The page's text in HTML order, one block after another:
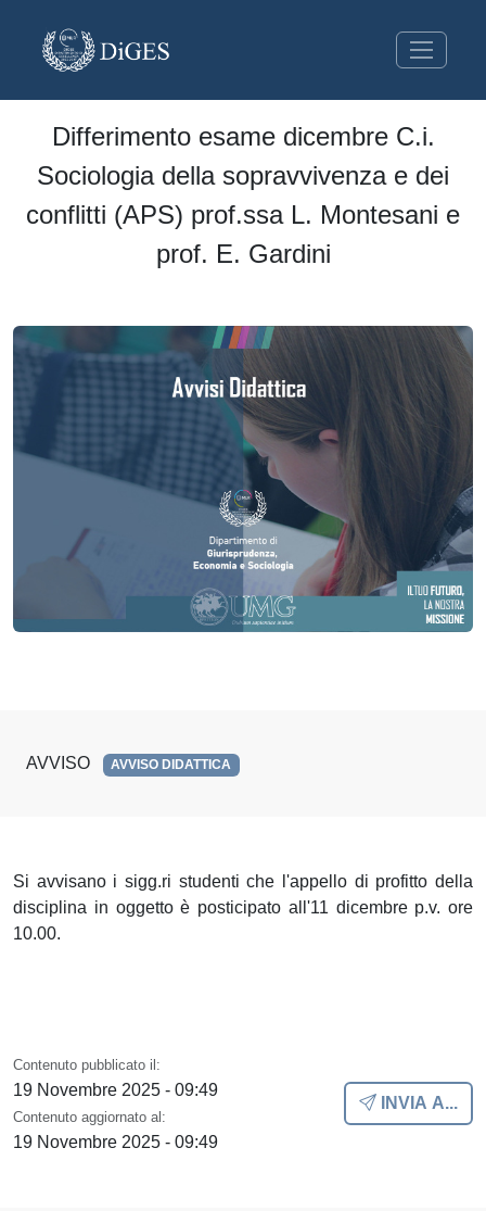
Differimento esame dicembre C.i.
Sociologia della sopravvivenza e dei
conflitti (APS) prof.ssa L. Montesani e
prof. E. Gardini
AVVISO AVVISO DIDATTICA
Si avvisano i sigg.ri studenti che l'appello di profitto della
disciplina in oggetto è posticipato all'11 dicembre p.v. ore
10.00.
Contenuto pubblicato il:
19 Novembre 2025 - 09:49
Contenuto aggiornato al:
19 Novembre 2025 - 09:49
INVIA A...